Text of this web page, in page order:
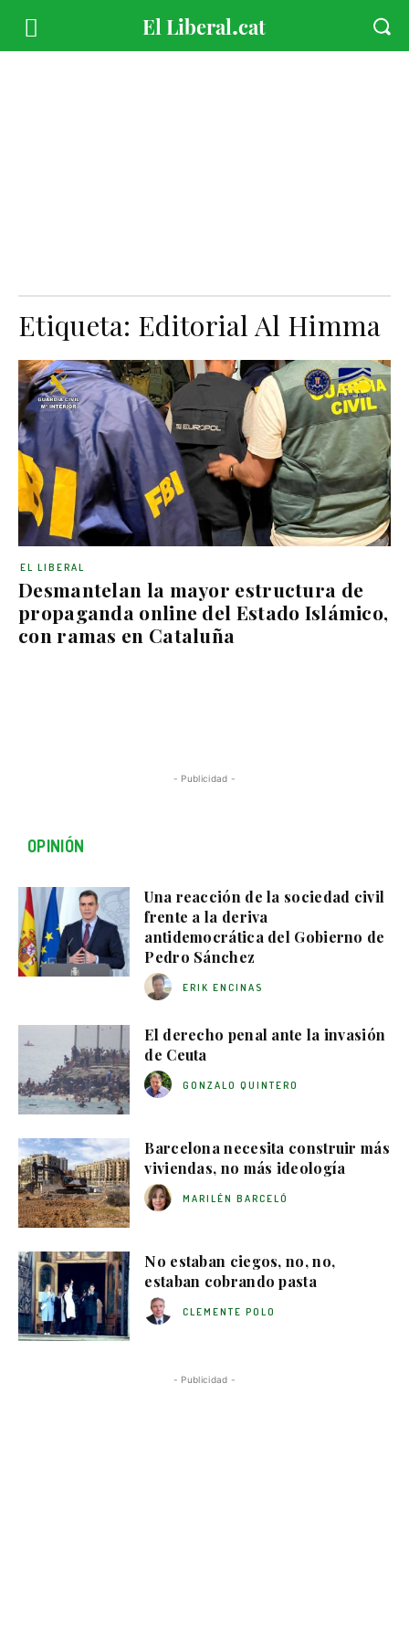
Etiqueta: Editorial Al Himma
Desmantelan la mayor estructura de
propaganda online del Estado Islámico,
con ramas en Cataluña
EL LIBERAL
- Publicidad -
OPINIÓN
Una reacción de la sociedad civil
frente a la deriva
antidemocrática del Gobierno de
Pedro Sánchez
ERIK ENCINAS
El derecho penal ante la invasión
de Ceuta
GONZALO QUINTERO
Barcelona necesita construir más
viviendas, no más ideología
MARILÉN BARCELÓ
No estaban ciegos, no, no,
estaban cobrando pasta
CLEMENTE POLO
- Publicidad -